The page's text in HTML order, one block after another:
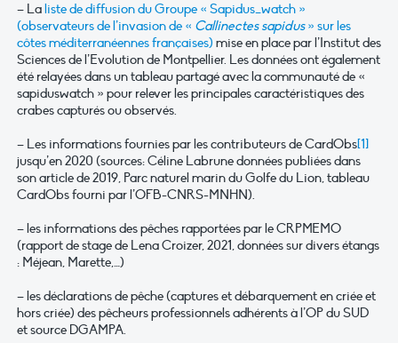
– La liste de diffusion du Groupe « Sapidus_watch »
(observateurs de l’invasion de « Callinectes sapidus» sur les
côtes méditerranéennes françaises) mise en place par l’Institut des
Sciences de l’Evolution de Montpellier. Les données ont également
été relayées dans un tableau partagé avec la communauté de «
sapiduswatch » pour relever les principales caractéristiques des
crabes capturés ou observés.
– Les informations fournies par les contributeurs de CardObs[1]
jusqu’en 2020 (sources: Céline Labrune données publiées dans
son article de 2019, Parc naturel marin du Golfe du Lion, tableau
CardObs fourni par l’OFB-CNRS-MNHN).
– les informations des pêches rapportées par le CRPMEMO
(rapport de stage de Lena Croizer, 2021, données sur divers étangs
: Méjean, Marette,…)
– les déclarations de pêche (captures et débarquement en criée et
hors criée) des pêcheurs professionnels adhérents à l’OP du SUD
et source DGAMPA.